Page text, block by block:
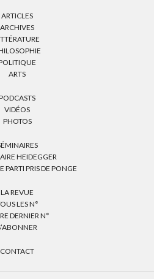
ARTICLES
ARCHIVES
ARTS
VIDÉOS
PHOTOS
HEIDEGGER
PARTI PRIS DE PONGE
LA REVUE
LES N°
DERNIER N°
CONTACT